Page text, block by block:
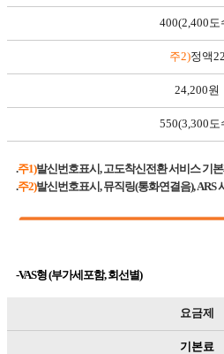
400(2,400도
주2)정액22
24,200원
550(3,300도
.주1)발신번호표시, 고도착신전환 서비스 기
.주2)발신번호표시, 뮤직링(통화연결음), ARS
-VAS형 (부가세포함, 회선별)
요금제
기본료